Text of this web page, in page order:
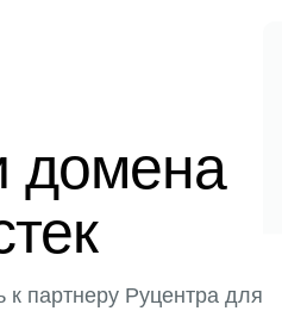
домена
партнеру Руцентра для